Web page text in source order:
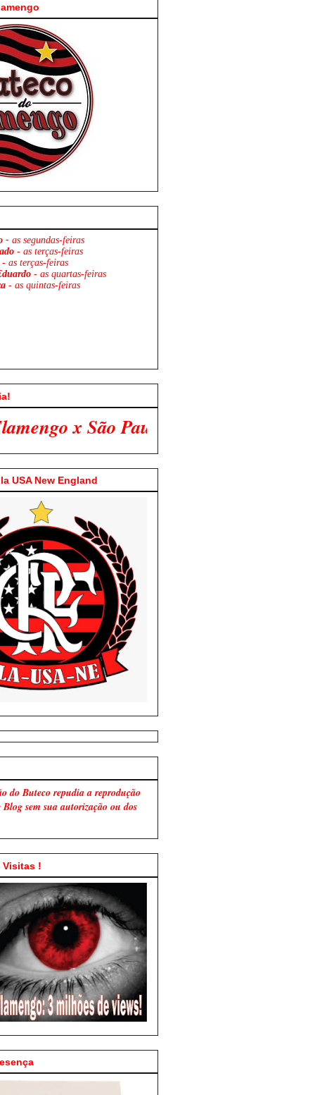
- as segundas-feiras
- as terças-feiras
- as terças-feiras
- as quartas-feiras
- as quintas-feiras
Venha Participar Conosco!
USA New England
do Buteco repudia a reprodução
Blog sem sua autorização ou dos
Visitas !